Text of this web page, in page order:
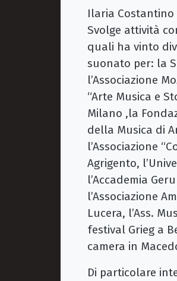
Ilaria Costantino
Svolge attività
quali ha vinto
suonato per: la
l’Associazione
“Arte Musica e
Milano ,la
della Musica di
l’Associazione
Agrigento,
l’Accademia
l’Associazione
Lucera, l’Ass.
festival Grieg a
camera in
Di particolare